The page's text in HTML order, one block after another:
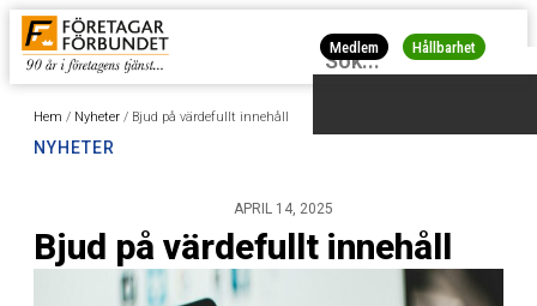
Medlem Hållbarhet
Hem / Nyheter / Bjud på värdefullt innehåll
NYHETER
APRIL 14, 2025
Bjud på värdefullt innehåll